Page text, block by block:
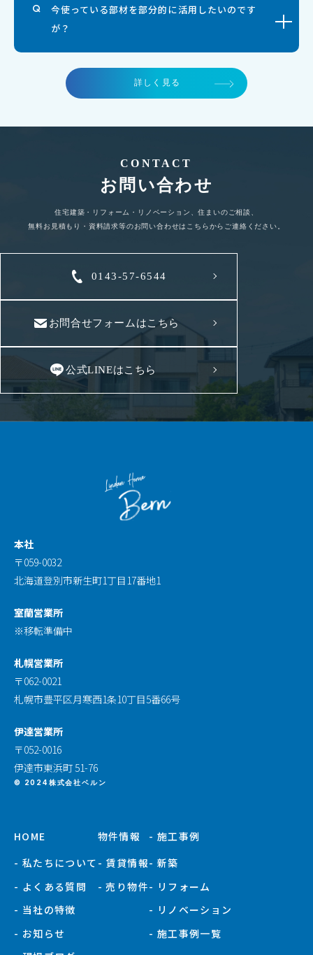
今使っている部材を部分的に活用したいのです
が？
詳しく見る
CONTACT
お問い合わせ
住宅建築・リフォーム・リノベーション、住まいのご相談、
無料お見積もり・資料請求等のお問い合わせはこちらからご連絡ください。
0143-57-6544
お問合せフォームはこちら
公式LINEはこちら
本社
〒059-0032
北海道登別市新生町1丁目17番地1
室蘭営業所
※移転準備中
札幌営業所
〒062-0021
札幌市豊平区月寒西1条10丁目5番66号
伊達営業所
〒052-0016
伊達市東浜町 51-76
© 2024株式会社ベルン
HOME
- 私たちについて
- よくある質問
- 当社の特徴
- お知らせ
物件情報
- 賃貸情報
- 売り物件
- 施工事例
- 新築
- リフォーム
- リノベーション
- 施工事例一覧